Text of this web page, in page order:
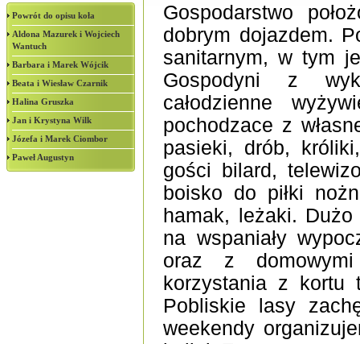
Powrót do opisu koła
Aldona Mazurek i Wojciech
Wantuch
Barbara i Marek Wójcik
Beata i Wiesław Czarnik
Halina Gruszka
Jan i Krystyna Wilk
Józefa i Marek Ciombor
Paweł Augustyn
Gospodarstwo
dobrym dojazdem.
sanitarnym, w tym
Gospodyni z
całodzienne
pochodzace z
pasieki, drób,
gości bilard,
boisko do piłki
hamak, leżaki.
na wspaniały
oraz z
korzystania z kortu
Pobliskie lasy
weekendy